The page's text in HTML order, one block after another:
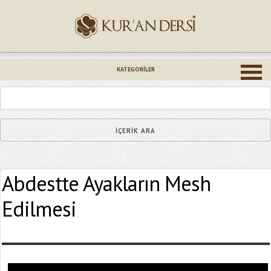
KATEGORILER
Abdestte Ayakların Mesh
Edilmesi
Epostanız (*)
Yaşadığınız Hatanın Ayrıntıları